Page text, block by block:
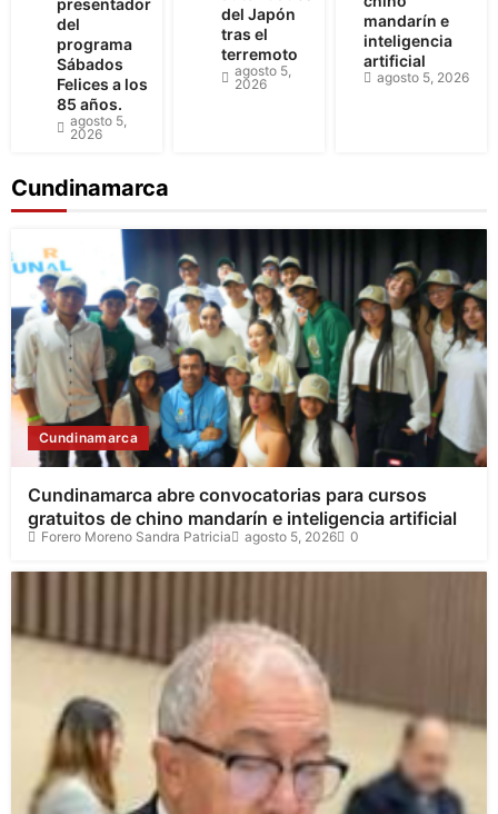
del
programa
Sábados
Felices a los
85 años.
agosto 5,
2026
del Japón
tras el
terremoto
agosto 5,
2026
mandarín e
inteligencia
artificial
agosto 5, 2026
Cundinamarca
Cundinamarca
Cundinamarca abre convocatorias para cursos
gratuitos de chino mandarín e inteligencia artificial
Forero Moreno Sandra Patricia agosto 5, 2026 0